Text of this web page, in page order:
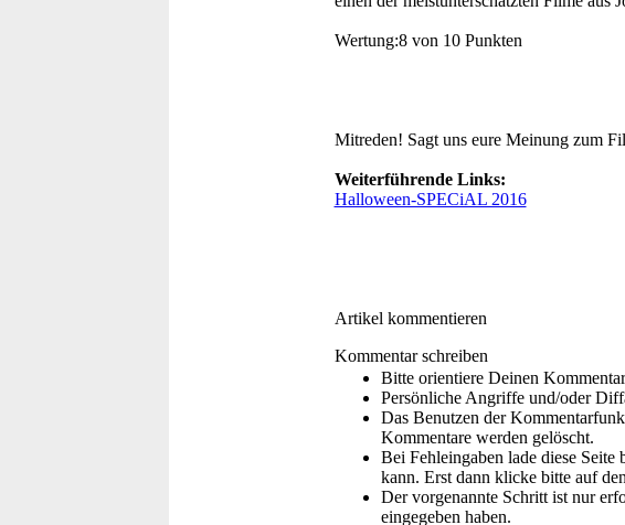
Wertung:8 von 10 Punkten
Mitreden! Sagt uns eure Meinung zum
Weiterführende Links:
Halloween-SPECiAL 2016
Artikel kommentieren
Kommentar schreiben
Bitte orientiere Deinen
Persönliche Angriffe und/oder
Das Benutzen der
Kommentare werden gelöscht.
Bei Fehleingaben lade diese Seite
kann. Erst dann klicke bitte auf
Der vorgenannte Schritt ist nur
eingegeben haben.